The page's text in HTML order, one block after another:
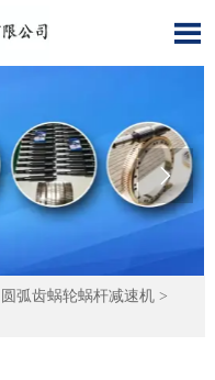


圆弧齿蜗轮蜗杆减速机>